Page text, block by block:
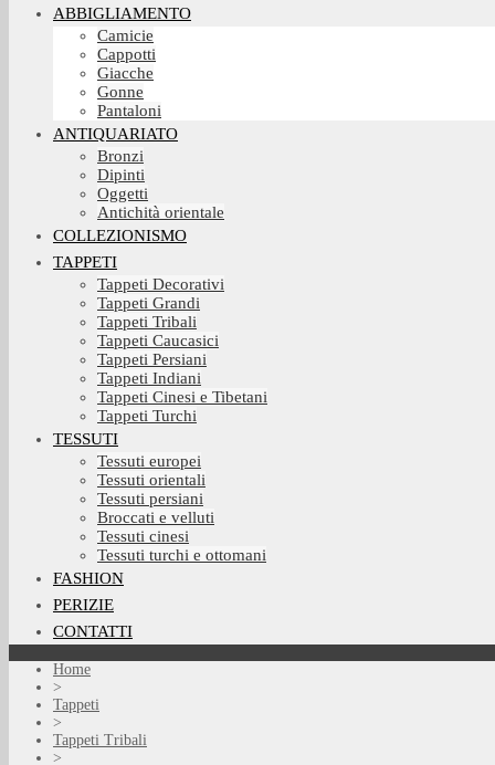
ABBIGLIAMENTO
Camicie
Cappotti
Giacche
Gonne
Pantaloni
ANTIQUARIATO
Bronzi
Dipinti
Oggetti
Antichità orientale
COLLEZIONISMO
TAPPETI
Tappeti Decorativi
Tappeti Grandi
Tappeti Tribali
Tappeti Caucasici
Tappeti Persiani
Tappeti Indiani
Tappeti Cinesi e Tibetani
Tappeti Turchi
TESSUTI
Tessuti europei
Tessuti orientali
Tessuti persiani
Broccati e velluti
Tessuti cinesi
Tessuti turchi e ottomani
FASHION
PERIZIE
CONTATTI
Home
>
Tappeti
>
Tappeti Tribali
>